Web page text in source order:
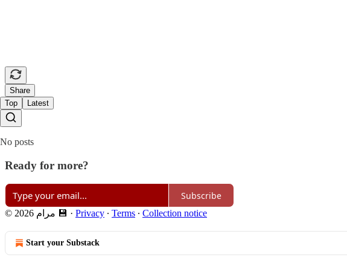
Share
Top
Latest
No posts
Ready for more?
Subscribe
© 2026 مرام 💾 · Privacy ∙ Terms ∙ Collection notice
Start your Substack